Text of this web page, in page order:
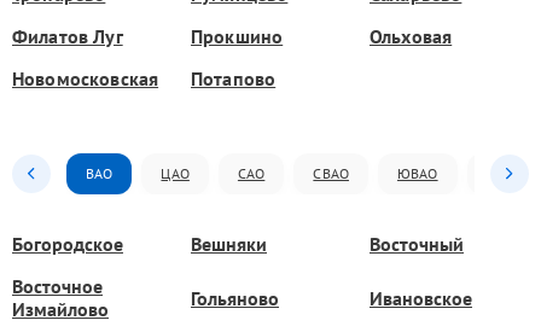
Филатов Луг
Прокшино
Ольховая
Новомосковская
Потапово
ВАО ЦАО САО СВАО ЮВАО ЮАО
Богородское Вешняки
Восточный
Восточное
Измайлово
Гольяново Ивановское